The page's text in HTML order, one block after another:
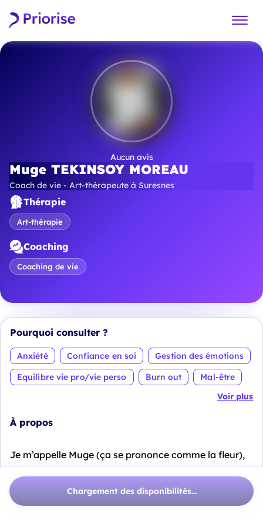
Aucun avis
Muge TEKINSOY MOREAU
Coach de vie - Art-thérapeute à Suresnes
Thérapie
Art-thérapie
Coaching
Coaching de vie
Pourquoi consulter ?
Anxiété Confiance en soi
Gestion des émotions
Equilibre vie pro/vie perso
Burn out
Mal-être
Voir plus
À propos
Je m’appelle Muge (ça se prononce comme la fleur),
Je suis docteure en neurosciences, praticienne en art-
thérapie et coach certifiée.
Chargement des disponibilités...